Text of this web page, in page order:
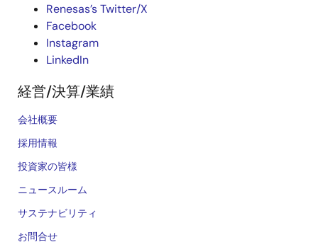
Renesas’s Twitter/X
Facebook
Instagram
LinkedIn
経営/決算/業績
会社概要
採用情報
投資家の皆様
ニュースルーム
サステナビリティ
お問合せ